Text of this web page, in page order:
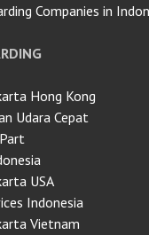
Companies in
Hong Kong
Udara Cepat
USA
Indonesia
Vietnam